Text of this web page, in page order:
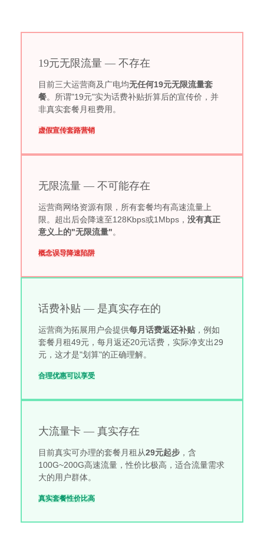
19元无限流量 — 不存在
目前三大运营商及广电均无任何19元无限流量套
餐。所谓"19元"实为话费补贴折算后的宣传价，并
非真实套餐月租费用。
虚假宣传套路营销
无限流量 — 不可能存在
运营商网络资源有限，所有套餐均有高速流量上
限。超出后会降速至128Kbps或1Mbps， 没有真正
意义上的"无限流量"。
概念误导降速陷阱
话费补贴 — 是真实存在的
运营商为拓展用户会提供每月话费返还补贴 ，例如
套餐月租49元，每月返还20元话费，实际净支出29
元，这才是"划算"的正确理解。
合理优惠可以享受
大流量卡 — 真实存在
目前真实可办理的套餐月租从29元起步 ，含
100G~200G高速流量，性价比极高，适合流量需求
大的用户群体。
真实套餐性价比高